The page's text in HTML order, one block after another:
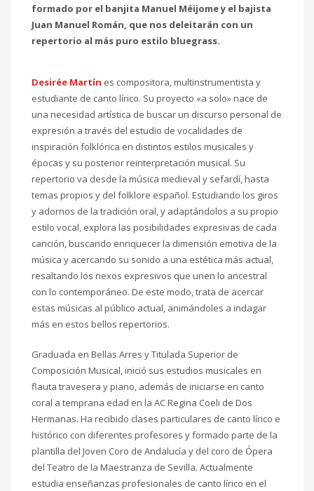
formado por el banjita Manuel Méijome y el bajista
Juan Manuel Román, que nos deleitarán con un
repertorio al más puro estilo bluegrass.
Desirée Martín es compositora, multinstrumentista y
estudiante de canto lírico. Su proyecto «a solo» nace de
una necesidad artística de buscar un discurso personal de
expresión a través del estudio de vocalidades de
inspiración folklórica en distintos estilos musicales y
épocas y su posterior reinterpretación musical. Su
repertorio va desde la música medieval y sefardí, hasta
temas propios y del folklore español. Estudiando los giros
y adornos de la tradición oral, y adaptándolos a su propio
estilo vocal, explora las posibilidades expresivas de cada
canción, buscando enriquecer la dimensión emotiva de la
música y acercando su sonido a una estética más actual,
resaltando los nexos expresivos que unen lo ancestral
con lo contemporáneo. De este modo, trata de acercar
estas músicas al público actual, animándoles a indagar
más en estos bellos repertorios.
Graduada en Bellas Arres y Titulada Superior de
Composición Musical, inició sus estudios musicales en
flauta travesera y piano, además de iniciarse en canto
coral a temprana edad en la AC Regina Coeli de Dos
Hermanas. Ha recibido clases particulares de canto lírico e
histórico con diferentes profesores y formado parte de la
plantilla del Joven Coro de Andalucía y del coro de Ópera
del Teatro de la Maestranza de Sevilla. Actualmente
estudia enseñanzas profesionales de canto lírico en el